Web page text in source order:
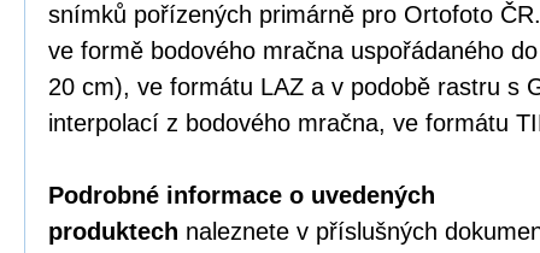
snímků pořízených primárně pro Ortofoto
ve formě bodového mračna uspořádaného
20 cm), ve formátu LAZ a v podobě rastru s
interpolací z bodového mračna, ve formátu
Podrobné informace o uvedených
produktech naleznete v příslušných